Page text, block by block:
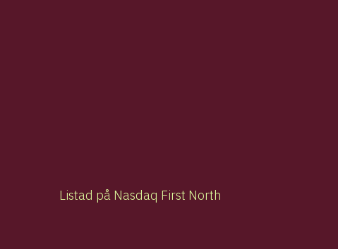
Listad på Nasdaq First North